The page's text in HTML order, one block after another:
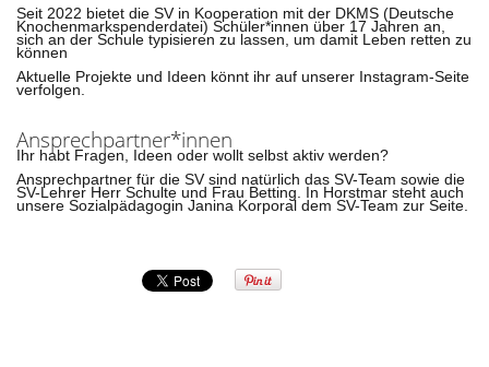
Seit 2022 bietet die SV in Kooperation mit der DKMS (Deutsche
Knochenmarkspenderdatei) Schüler*innen über 17 Jahren an,
sich an der Schule typisieren zu lassen, um damit Leben retten zu
können
Aktuelle Projekte und Ideen könnt ihr auf unserer Instagram-Seite
verfolgen.
Ansprechpartner*innen
Ihr habt Fragen, Ideen oder wollt selbst aktiv werden?
Ansprechpartner für die SV sind natürlich das SV-Team sowie die
SV-Lehrer Herr Schulte und Frau Betting. In Horstmar steht auch
unsere Sozialpädagogin Janina Korporal dem SV-Team zur Seite.